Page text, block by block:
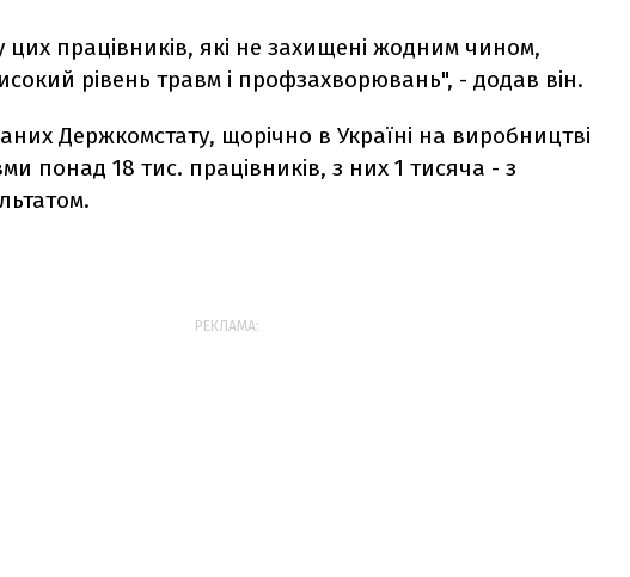
цих працівників, які не захищені жодним чином,
рівень травм і профзахворювань", - додав він.
Держкомстату, щорічно в Україні на виробництві
понад 18 тис. працівників, з них 1 тисяча - з
РЕКЛАМА: